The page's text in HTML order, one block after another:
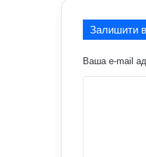
Залишити
Ваша e-mail